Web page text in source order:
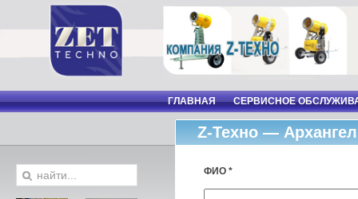
ГЛАВНАЯ СЕРВИСНОЕ
Z-Техно —
ФИО *